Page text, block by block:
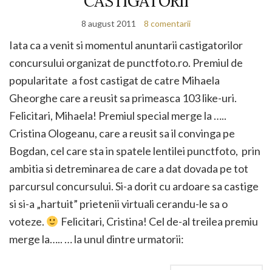
8 august 2011 8 comentarii
Iata ca a venit si momentul anuntarii castigatorilor
concursului organizat de punctfoto.ro. Premiul de
popularitate a fost castigat de catre Mihaela
Gheorghe care a reusit sa primeasca 103 like-uri.
Felicitari, Mihaela! Premiul special merge la …..
Cristina Ologeanu, care a reusit sa il convinga pe
Bogdan, cel care sta in spatele lentilei punctfoto, prin
ambitia si detreminarea de care a dat dovada pe tot
parcursul concursului. Si-a dorit cu ardoare sa castige
si si-a „hartuit” prietenii virtuali cerandu-le sa o
voteze.
Felicitari, Cristina! Cel de-al treilea premiu
merge la….. … la unul dintre urmatorii: